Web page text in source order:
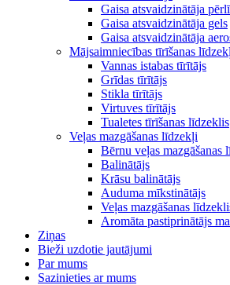
Gaisa atsvaidzinātāja
Gaisa atsvaidzinātāja gels
Gaisa atsvaidzinātāja
Mājsaimniecības tīrīšanas
Vannas istabas tīrītājs
Grīdas tīrītājs
Stikla tīrītājs
Virtuves tīrītājs
Tualetes tīrīšanas līdzeklis
Veļas mazgāšanas līdzekļi
Bērnu veļas mazgāšanas
Balinātājs
Krāsu balinātājs
Auduma mīkstinātājs
Veļas mazgāšanas
Aromāta pastiprinātājs
Ziņas
Bieži uzdotie jautājumi
Par mums
Sazinieties ar mums